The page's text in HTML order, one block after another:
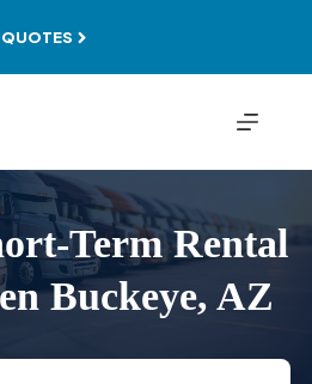
Term Rental
Buckeye, AZ